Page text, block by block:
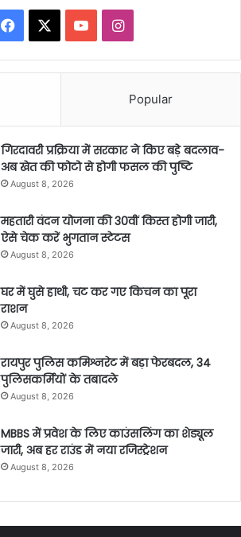
Facebook YouTubeInstagram
Popular
गिरदावरी प्रक्रिया में सरकार ने किए बड़े बदलाव-
अब खेत की फोटो से होगी फसल की पुष्टि
August 8, 2026
महतारी वंदन योजना की 30वीं किस्त होगी जारी,
ऐसे चेक करें भुगतान स्टेटस
August 8, 2026
घर में घुसे हाथी, चट कर गए किचन का पूरा
राशन
August 8, 2026
रायपुर पुलिस कमिश्नरेट में बड़ा फेरबदल, 34
पुलिसकर्मियों के तबादले
August 8, 2026
MBBS में प्रवेश के लिए काउंसलिंग का शेड्यूल
जारी, अब हर राउंड में नया रजिस्ट्रेशन
August 8, 2026